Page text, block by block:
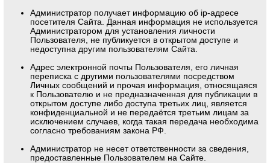
Администратор получает информацию об ip-адресе
посетителя Сайта. Данная информация не используется
Администратором для установления личности
Пользователя, не публикуется в открытом доступе и
недоступна другим пользователям Сайта.
Адрес электронной почты Пользователя, его личная
переписка с другими пользователями посредством
Личных сообщений и прочая информация, относящаяся
к Пользователю и не предназначенная для публикации в
открытом доступе либо доступа третьих лиц, является
конфиденциальной и не передаётся третьим лицам за
исключением случаев, когда такая передача необходима
согласно требованиям закона РФ.
Администратор не несет ответственности за сведения,
предоставленные Пользователем на Сайте.